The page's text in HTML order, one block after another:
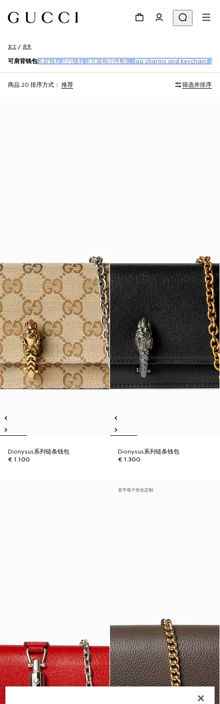
女士 皮夹
可肩背钱包长款钱包 小巧钱包 卡片袋和小件配饰 Bag charms and keychains 手
商品 20 排序方式： 推荐 筛选并排序
Dionysus系列链条钱包
€ 1.100
Dionysus系列链条钱包
€ 1.300
首字母个性化定制